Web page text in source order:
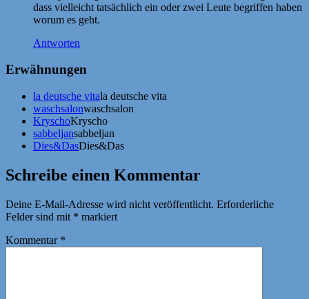
dass vielleicht tatsächlich ein oder zwei Leute begriffen haben
worum es geht.
Antworten
Erwähnungen
la deutsche vitala deutsche vita
waschsalonwaschsalon
KryschoKryscho
sabbeljansabbeljan
Dies&DasDies&Das
Schreibe einen Kommentar
Deine E-Mail-Adresse wird nicht veröffentlicht. Erforderliche
Felder sind mit * markiert
Kommentar *